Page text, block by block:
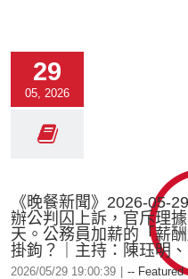
29
05, 2026
《晚餐新聞》2026-05-
辦公判囚上訴，官斥理
天。公務員加薪的「薪
掛鉤？｜主持：陳珏明
2026/05/29 19:00:39 -- Featured